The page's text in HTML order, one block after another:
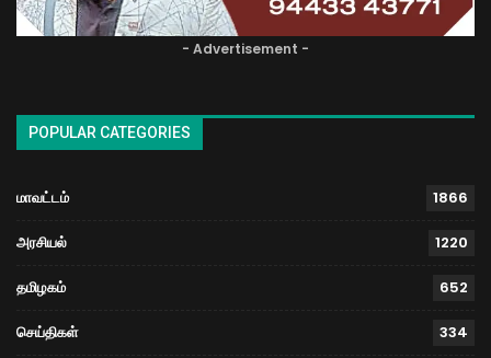
- Advertisement -
POPULAR CATEGORIES
மாவட்டம் 1866
அரசியல் 1220
தமிழகம் 652
செய்திகள் 334